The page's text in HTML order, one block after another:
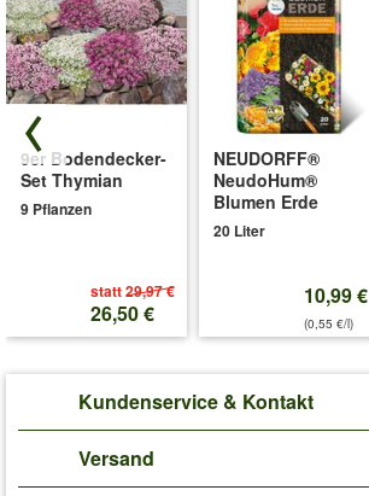
9er Bodendecker-
Set Thymian
9 Pflanzen
statt29,97 €
26,50 €
NEUDORFF®
NeudoHum®
Blumen Erde
20 Liter
10,99 €
(0,55 €/l)
Kundenservice & Kontakt
Versand